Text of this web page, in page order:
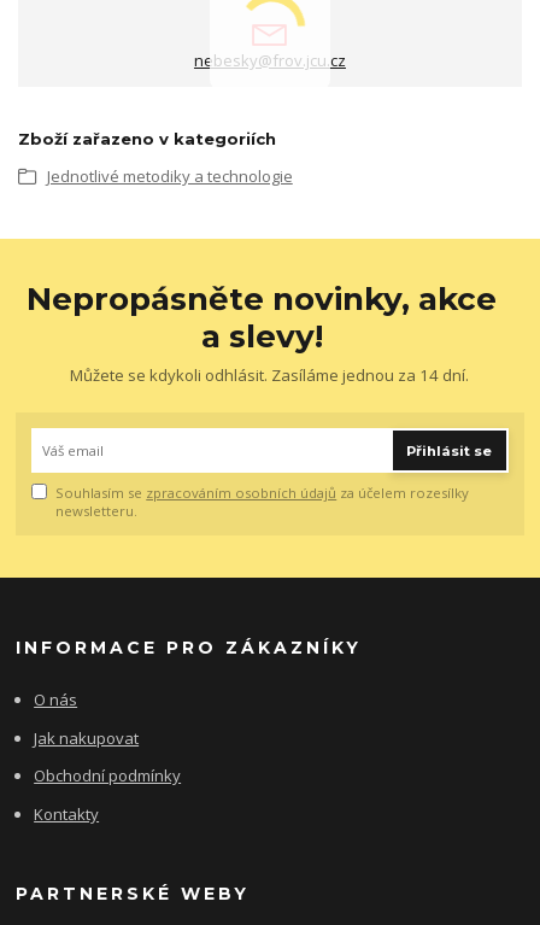
nebesky@frov.jcu.cz
Zboží zařazeno v kategoriích
Jednotlivé metodiky a technologie
Nepropásněte novinky, akce
a slevy!
Můžete se kdykoli odhlásit. Zasíláme jednou za 14 dní.
Přihlásit se
Souhlasím se zpracováním osobních údajů za účelem rozesílky
newsletteru.
INFORMACE PRO ZÁKAZNÍKY
O nás
Jak nakupovat
Obchodní podmínky
Kontakty
PARTNERSKÉ WEBY